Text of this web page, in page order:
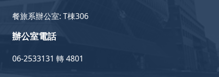
餐旅系辦公室: T棟306
辦公室電話
06-2533131 轉 4801